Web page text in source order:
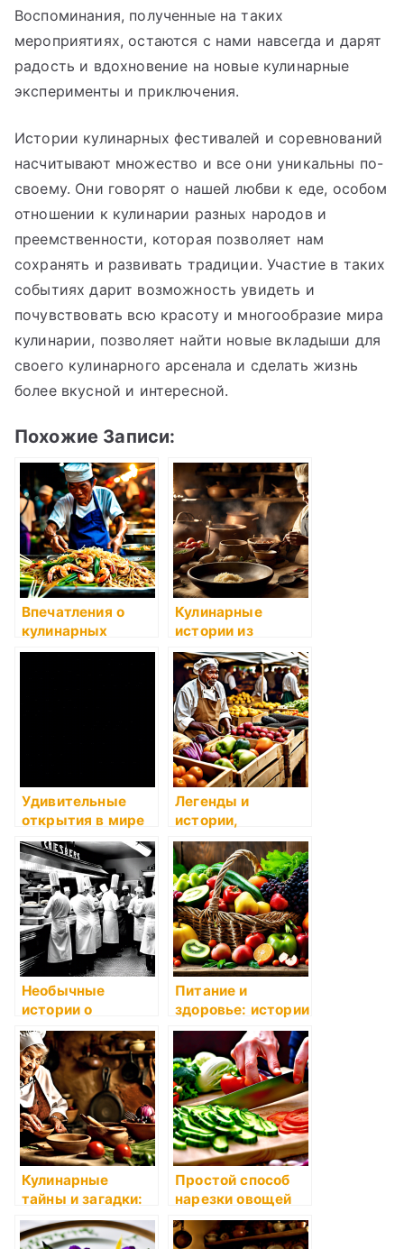
Воспоминания, полученные на таких
мероприятиях, остаются с нами навсегда и дарят
радость и вдохновение на новые кулинарные
эксперименты и приключения.
Истории кулинарных фестивалей и соревнований
насчитывают множество и все они уникальны по-
своему. Они говорят о нашей любви к еде, особом
отношении к кулинарии разных народов и
преемственности, которая позволяет нам
сохранять и развивать традиции. Участие в таких
событиях дарит возможность увидеть и
почувствовать всю красоту и многообразие мира
кулинарии, позволяет найти новые вкладыши для
своего кулинарного арсенала и сделать жизнь
более вкусной и интересной.
Похожие Записи:
Впечатления о
кулинарных
традициях разных
Кулинарные
истории из
далекого
прошлого
Удивительные
открытия в мире
кулинарии
Легенды и
истории,
связанные с едой
Необычные
истории о
создании
известных блюд
Питание и
здоровье: истории
о важности
правильного
питания в
рассказах
бабушки Розы
Кулинарные
тайны и загадки:
магия вкуса от
бабушки Розы
Простой способ
нарезки овощей
для салата